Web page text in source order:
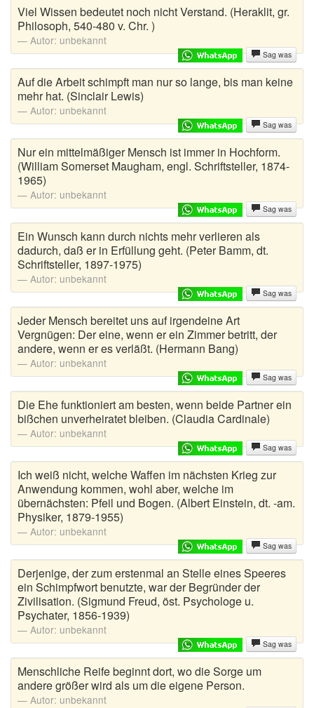
Musikerwitze
Mutproben
Ossi Witze
Österreicher Witze
Ostfriesenwitze
Polenwitze
Politiker Witze
Polizei Witze
Schlechte Witze
Schottenwitze
Schulwitze
Schwabenwitze
Schwarzer Humor Witze
Schwulenwitze
SMS Sprüche
Sportwitze
Studentenwitze
Tierwitze
Toilettensprüche
Trabi Witze
Türkenwitze
Urlaubswitze
Versaute Witze
Viagra Witze
Viel Wissen bedeutet noch nicht Verstand. (Heraklit, gr.
Philosoph, 540-480 v. Chr. )
Autor: unbekannt
Sag was
Auf die Arbeit schimpft man nur so lange, bis man keine
mehr hat. (Sinclair Lewis)
Autor: unbekannt
Sag was
Nur ein mittelmäßiger Mensch ist immer in Hochform.
(William Somerset Maugham, engl. Schriftsteller, 1874-
1965)
Autor: unbekannt
Sag was
Ein Wunsch kann durch nichts mehr verlieren als
dadurch, daß er in Erfüllung geht. (Peter Bamm, dt.
Schriftsteller, 1897-1975)
Autor: unbekannt
Sag was
Jeder Mensch bereitet uns auf irgendeine Art
Vergnügen: Der eine, wenn er ein Zimmer betritt, der
andere, wenn er es verläßt. (Hermann Bang)
Autor: unbekannt
Sag was
Die Ehe funktioniert am besten, wenn beide Partner ein
bißchen unverheiratet bleiben. (Claudia Cardinale)
Autor: unbekannt
Sag was
Ich weiß nicht, welche Waffen im nächsten Krieg zur
Anwendung kommen, wohl aber, welche im
übernächsten: Pfeil und Bogen. (Albert Einstein, dt. -am.
Physiker, 1879-1955)
Autor: unbekannt
Sag was
Derjenige, der zum erstenmal an Stelle eines Speeres
ein Schimpfwort benutzte, war der Begründer der
Zivilisation. (Sigmund Freud, öst. Psychologe u.
Psychater, 1856-1939)
Autor: unbekannt
Sag was
Menschliche Reife beginnt dort, wo die Sorge um
andere größer wird als um die eigene Person.
Autor: unbekannt